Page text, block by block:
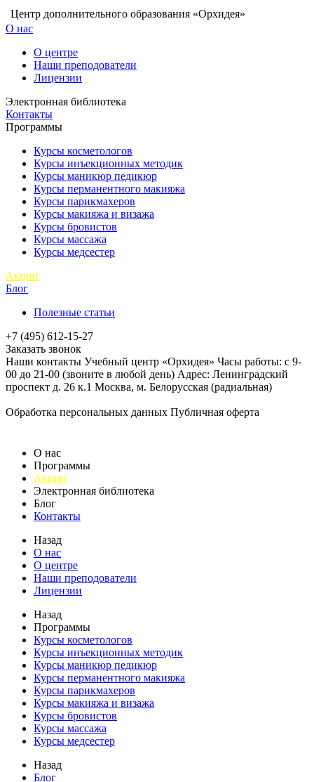
Центр дополнительного образования «Орхидея»
О нас
О центре
Наши преподователи
Лицензии
Электронная библиотека
Контакты
Программы
Курсы косметологов
Курсы инъекционных методик
Курсы маникюр педикюр
Курсы перманентного макияжа
Курсы парикмахеров
Курсы макияжа и визажа
Курсы бровистов
Курсы массажа
Курсы медсестер
Акции
Блог
Полезные статьи
+7 (495) 612-15-27
Заказать звонок
Наши контакты Учебный центр «Орхидея» Часы работы: с 9-
00 до 21-00 (звоните в любой день) Адрес: Ленинградский
проспект д. 26 к.1 Москва, м. Белорусская (радиальная)
Обработка персональных данных Публичная оферта
О нас
Программы
Акции
Электронная библиотека
Блог
Контакты
Назад
О нас
О центре
Наши преподователи
Лицензии
Назад
Программы
Курсы косметологов
Курсы инъекционных методик
Курсы маникюр педикюр
Курсы перманентного макияжа
Курсы парикмахеров
Курсы макияжа и визажа
Курсы бровистов
Курсы массажа
Курсы медсестер
Назад
Блог